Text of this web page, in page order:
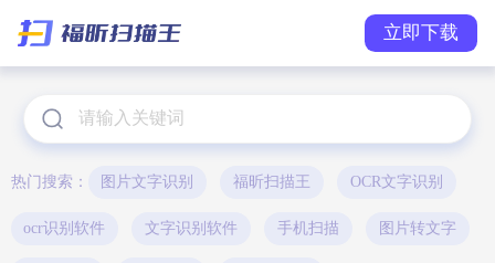
立即下载
热门搜索： 图片文字识别 福昕扫描王 OCR文字识别
ocr识别软件 文字识别软件 手机扫描 图片转文字